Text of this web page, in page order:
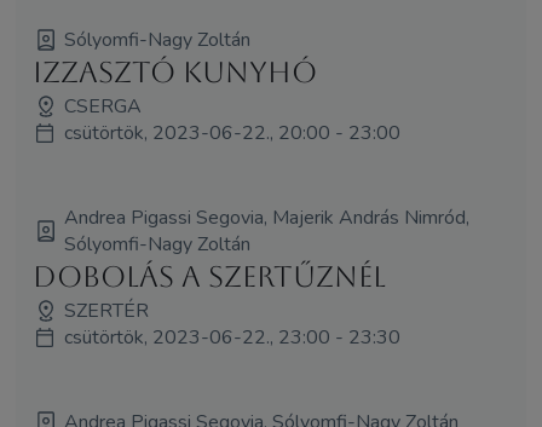
Sólyomfi-Nagy Zoltán
Izzasztó kunyhó
CSERGA
csütörtök, 2023-06-22., 20:00 - 23:00
Andrea Pigassi Segovia, Majerik András Nimród,
Sólyomfi-Nagy Zoltán
Dobolás a Szertűznél
SZERTÉR
csütörtök, 2023-06-22., 23:00 - 23:30